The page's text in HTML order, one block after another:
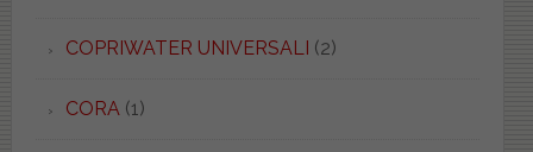
COPRIWATER UNIVERSALI (2)
CORA (1)